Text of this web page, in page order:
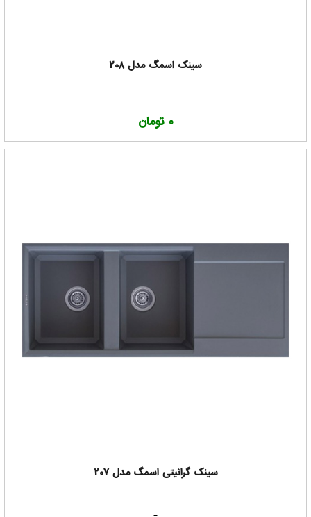
سینک اسمگ مدل 208
0 تومان
سینک گرانیتی اسمگ مدل 207